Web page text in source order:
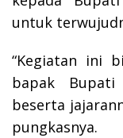
untuk
“Kegiatan ini
bapak
beserta
pungkasnya.